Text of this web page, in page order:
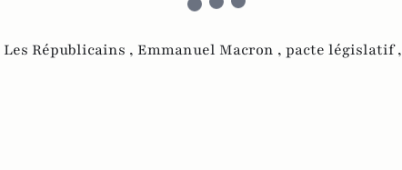
Les Républicains , Emmanuel Macron , pacte législatif ,